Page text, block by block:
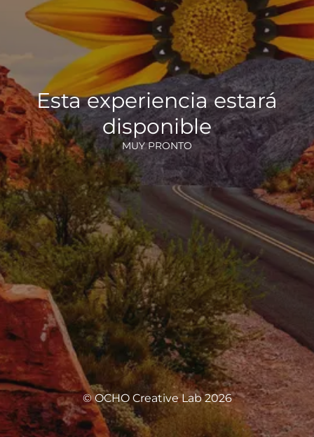
Esta experiencia estará
disponible
MUY PRONTO
© OCHO Creative Lab 2026